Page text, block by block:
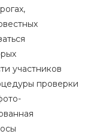
участников
проверки